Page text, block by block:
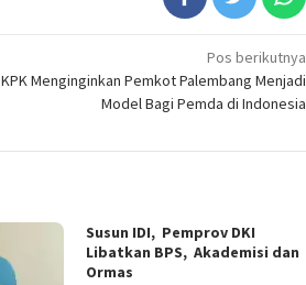
Pos berikutnya
KPK Menginginkan Pemkot Palembang Menjadi
Model Bagi Pemda di Indonesia
Susun IDI, Pemprov DKI
Libatkan BPS, Akademisi dan
Ormas